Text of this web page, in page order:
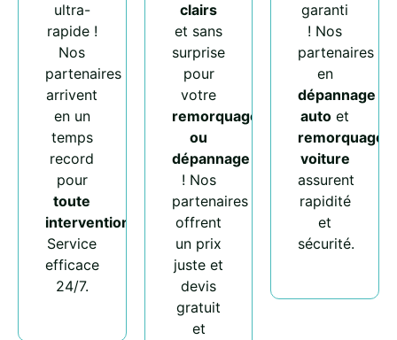
ultra-
rapide !
Nos
partenaires
arrivent
en un
temps
record
pour
toute
intervention
Service
efficace
24/7.
clairs
et sans
surprise
pour
votre
remorquage
ou
dépannage
! Nos
partenaires
offrent
un prix
juste et
devis
gratuit
et
garanti
! Nos
partenaires
en
dépannage
auto et
remorquage
voiture
assurent
rapidité
et
sécurité.